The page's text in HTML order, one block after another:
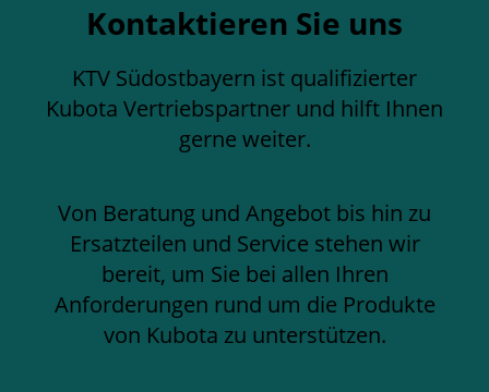
Kontaktieren Sie uns
KTV Südostbayern ist qualifizierter
Kubota Vertriebspartner und hilft Ihnen
gerne weiter.
Von Beratung und Angebot bis hin zu
Ersatzteilen und Service stehen wir
bereit, um Sie bei allen Ihren
Anforderungen rund um die Produkte
von Kubota zu unterstützen.